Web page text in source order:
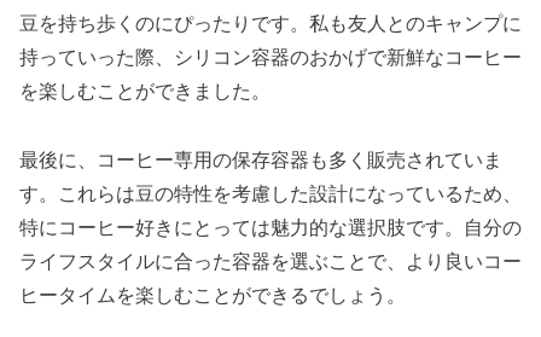
豆を持ち歩くのにぴったりです。私も友人とのキャンプに
持っていった際、シリコン容器のおかげで新鮮なコーヒー
を楽しむことができました。
最後に、コーヒー専用の保存容器も多く販売されていま
す。これらは豆の特性を考慮した設計になっているため、
特にコーヒー好きにとっては魅力的な選択肢です。自分の
ライフスタイルに合った容器を選ぶことで、より良いコー
ヒータイムを楽しむことができるでしょう。